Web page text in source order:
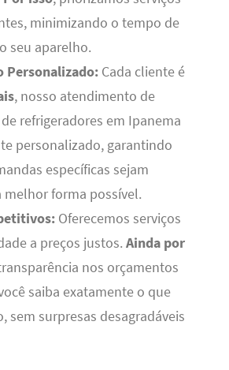
minimizando o tempo de
seu aparelho.
Personalizado: Cada cliente é
, nosso atendimento de
refrigeradores em Ipanema
personalizado, garantindo
específicas sejam
melhor forma possível.
Oferecemos serviços
a preços justos. Ainda por
nos orçamentos
saiba exatamente o que
sem surpresas desagradáveis